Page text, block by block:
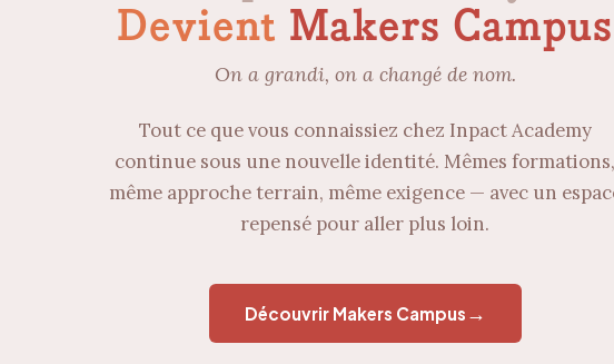
Devient Makers Campus
On a grandi, on a changé de nom.
Tout ce que vous connaissiez chez Inpact Academy
continue sous une nouvelle identité. Mêmes formations,
même approche terrain, même exigence — avec un
repensé pour aller plus loin.
Découvrir Makers Campus →